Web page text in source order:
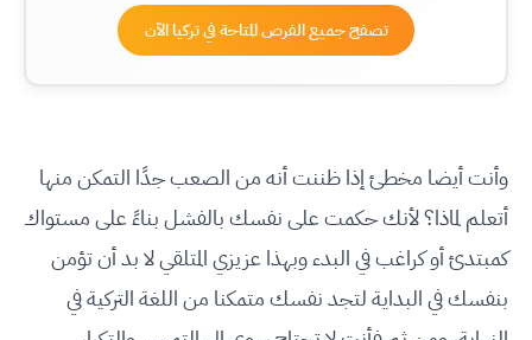
تصفج جميع الفرص المتاحة في تركيا الآن
وأنت أيضا مخطئ إذا ظننت أنه من الصعب جدًا التمكن منها
أتعلم لماذا؟ لأنك حكمت على نفسك بالفشل بناءً على مستواك
كمبتدئ أو كراغب في البدء وبهذا عزيزي المتلقي لا بد أن تؤمن
بنفسك في البداية لتجد نفسك متمكنا من اللغة التركية في